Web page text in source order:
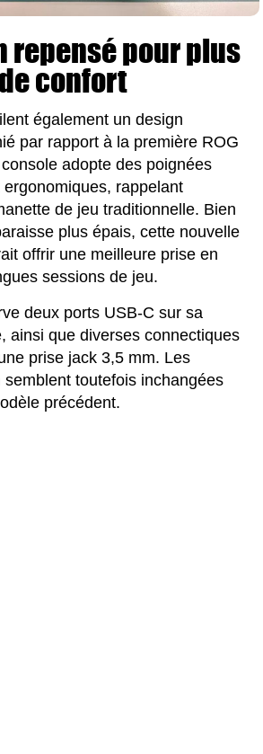
repensé pour plus
de confort
également un design
par rapport à la première ROG
adopte des poignées
rappelant
de jeu traditionnelle. Bien
plus épais, cette nouvelle
offrir une meilleure prise en
sessions de jeu.
deux ports USB-C sur sa
ainsi que diverses connectiques
prise jack 3,5 mm. Les
semblent toutefois inchangées
précédent.